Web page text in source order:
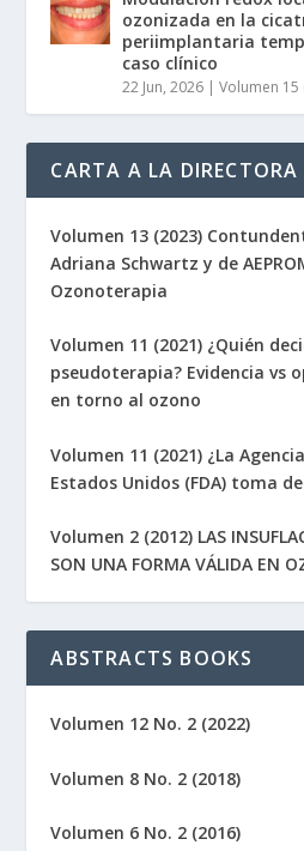
ozonizada en la
periimplantaria
caso clínico
22 Jun, 2026 |Volumen 15
CARTA A LA DIRECTORA
Volumen 13 (2023)
Adriana Schwartz y de
Ozonoterapia
Volumen 11 (2021) ¿Quién
pseudoterapia? Evidencia vs
en torno al ozono
Volumen 11 (2021) ¿La
Estados Unidos (FDA) toma
Volumen 2 (2012) LAS
SON UNA FORMA VÁLIDA EN
ABSTRACTS BOOKS
Volumen 12 No. 2 (2022)
Volumen 8 No. 2 (2018)
Volumen 6 No. 2 (2016)